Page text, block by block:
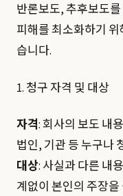
반론보도, 추후보도
피해를 최소화하기
습니다.
1. 청구 자격 및 대상
자격: 회사의 보도 내
법인, 기관 등 누구나
대상: 사실과 다른 내
계없이 본인의 주장